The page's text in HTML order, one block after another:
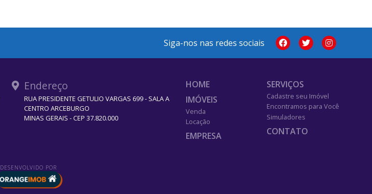
Siga-nos nas redes sociais
Endereço
RUA PRESIDENTE GETULIO VARGAS 699 - SALA A
CENTRO ARCEBURGO
MINAS GERAIS - CEP 37.820.000
HOME
IMÓVEIS
Venda
Locação
EMPRESA
SERVIÇOS
Cadastre seu Imóvel
Encontramos para Você
Simuladores
CONTATO
DESENVOLVIDO POR